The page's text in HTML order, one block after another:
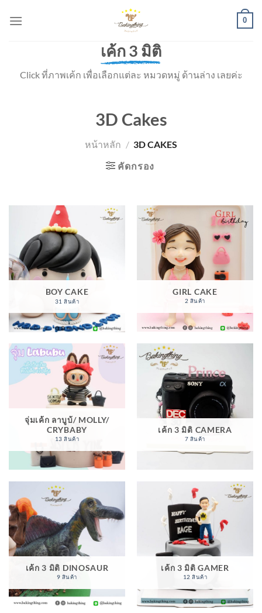
0
เค้ก 3 มิติ
Click ที่ภาพเค้ก เพื่อเลือกแต่ละ หมวดหมู่ ด้านล่าง เลยค่ะ
3D Cakes
หน้าหลัก / 3D CAKES
คัดกรอง
BOY CAKE
31 สินค้า
GIRL CAKE
2 สินค้า
จุ่มเค้ก ลาบูบ้/ MOLLY/
CRYBABY
13 สินค้า
เค้ก 3 มิติ CAMERA
7 สินค้า
เค้ก 3 มิติ DINOSAUR
9 สินค้า
เค้ก 3 มิติ GAMER
12 สินค้า